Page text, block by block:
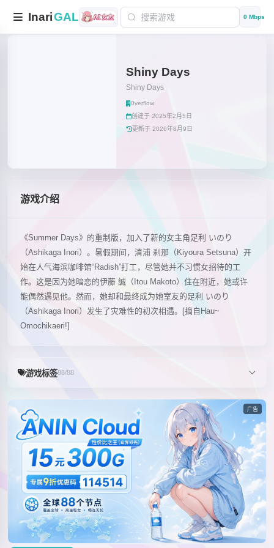
InariGAL 0 Mbps
Shiny Days
Shiny Days
0verflow
创建于 2025年2月5日
更新于 2026年8月9日
游戏介绍
《Summer Days》的重制版，加入了新的女主角足利 いのり
（Ashikaga Inori）。暑假期间，清浦 刹那（Kiyoura Setsuna）开
始在人气海滨咖啡馆“Radish”打工，尽管她并不习惯女招待的工
作。这是因为她暗恋的伊藤 誠（Itou Makoto）住在附近，她或许
能偶然遇见他。然而，她却和最终成为她室友的足利 いのり
（Ashikaga Inori）发生了灾难性的初次相遇。[摘自Hau~
Omochikaeri!]
游戏标签88/88
广告